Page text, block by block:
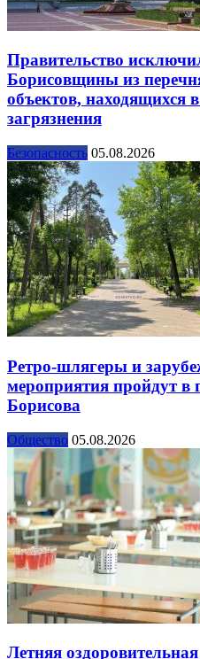
Правительство
Борисовщины из
объектов, находящихся
загрязнения
Безопасность 05.08.2026
Ретро-шлягеры и
мероприятия пройдут в
Борисова
Общество 05.08.2026
Летняя